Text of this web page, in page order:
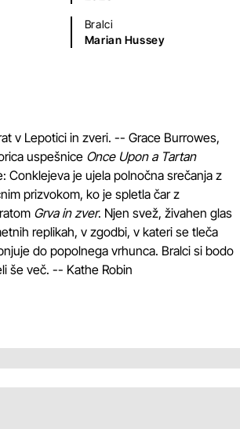
Bralci
Marian Hussey
v Lepotici in zveri. -- Grace Burrowes,
uspešnice Once Upon a Tartan
Conklejeva je ujela polnočna srečanja z
prizvokom, ko je spletla čar z
Grva in zver. Njen svež, živahen glas
replikah, v zgodbi, v kateri se tleča
do popolnega vrhunca. Bralci si bodo
še več. -- Kathe Robin